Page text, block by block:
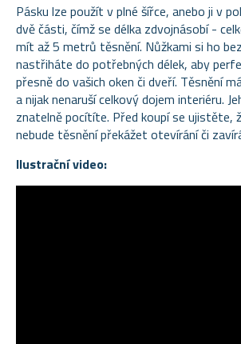
Pásku lze použít v plné šířce, anebo ji v
dvě části, čímž se délka zdvojnásobí -
mít až 5 metrů těsnění. Nůžkami si ho
nastřiháte do potřebných délek, aby
přesně do vašich oken či dveří. Těsnění
a nijak nenaruší celkový dojem interiéru.
znatelně pocítíte. Před koupí se ujistěte,
nebude těsnění překážet otevírání či
Ilustrační video: